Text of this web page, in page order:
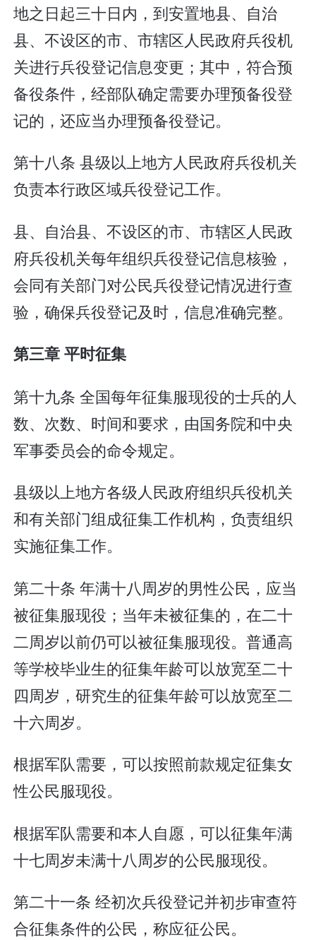
地之日起三十日内，到安置地县、自治
县、不设区的市、市辖区人民政府兵役机
关进行兵役登记信息变更；其中，符合预
备役条件，经部队确定需要办理预备役登
记的，还应当办理预备役登记。
第十八条 县级以上地方人民政府兵役机关
负责本行政区域兵役登记工作。
县、自治县、不设区的市、市辖区人民政
府兵役机关每年组织兵役登记信息核验，
会同有关部门对公民兵役登记情况进行查
验，确保兵役登记及时，信息准确完整。
第三章 平时征集
第十九条 全国每年征集服现役的士兵的人
数、次数、时间和要求，由国务院和中央
军事委员会的命令规定。
县级以上地方各级人民政府组织兵役机关
和有关部门组成征集工作机构，负责组织
实施征集工作。
第二十条 年满十八周岁的男性公民，应当
被征集服现役；当年未被征集的，在二十
二周岁以前仍可以被征集服现役。普通高
等学校毕业生的征集年龄可以放宽至二十
四周岁，研究生的征集年龄可以放宽至二
十六周岁。
根据军队需要，可以按照前款规定征集女
性公民服现役。
根据军队需要和本人自愿，可以征集年满
十七周岁未满十八周岁的公民服现役。
第二十一条 经初次兵役登记并初步审查符
合征集条件的公民，称应征公民。